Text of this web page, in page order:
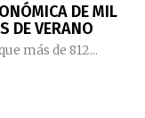
DE MIL
DE VERANO
más de 812...